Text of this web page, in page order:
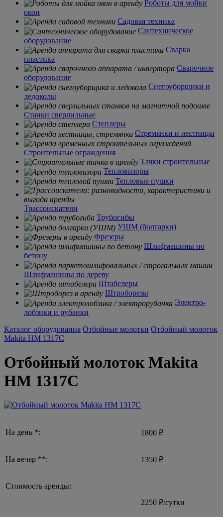
Роботы для мойки
окон
Садовая техника
Сантехническое
оборудование
Сварка
пластика
Сварочное
оборудование
Снегоуборщики и
ледоколы
Станки сверлильные
Степлеры
Стремянки и лестницы
Строительные ограждения
Тачки строительные
Тепловизоры
Тепловые пушки
Трассоискатели
Трубогибы
УШМ (болгарки)
Фрезеры
Шлифмашины по
бетону
Шлифмашины по дереву
Штабелеры
Штроборезы
Электро-
лобзики и рубанки
Каталог оборудования Отбойные молотки Отбойный молоток
Makita HM 1317C
Отбойный молоток Makita
HM 1317C
На день *: 1800 ₽
На вечер **: 1350 ₽
Стоимость аренды:
2250 ₽/сутки